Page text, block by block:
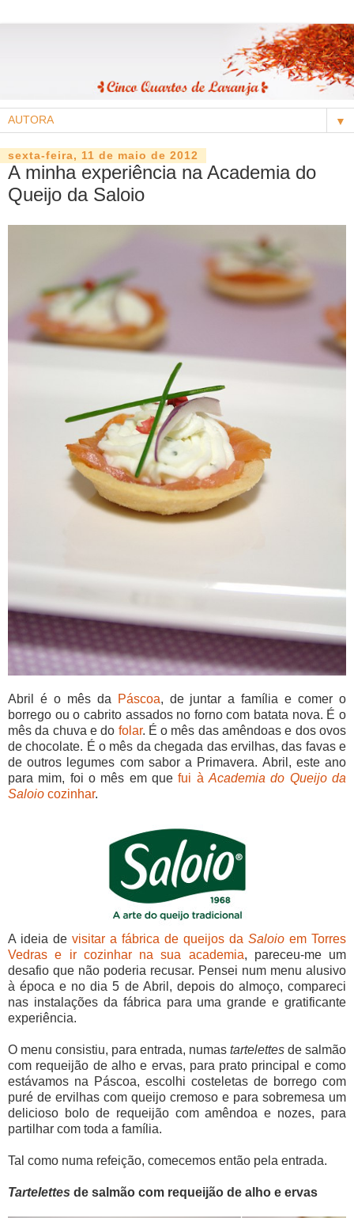
▼
sexta-feira, 11 de maio de 2012
A minha experiência na Academia do
Queijo da Saloio
Abril é o mês da Páscoa, de juntar a família e comer o
borrego ou o cabrito assados no forno com batata nova. É o
mês da chuva e do folar. É o mês das amêndoas e dos ovos
de chocolate. É o mês da chegada das ervilhas, das favas e
de outros legumes com sabor a Primavera. Abril, este ano
para mim, foi o mês em quefui àAcademia do Queijo da
Saloio cozinhar.
A ideia de visitar a fábrica de queijos da Saloio em Torres
Vedras e ir cozinhar na sua academia, pareceu-me um
desafio que não poderia recusar. Pensei num menu alusivo
à época e no dia 5 de Abril, depois do almoço, compareci
nas instalações da fábrica para uma grande e gratificante
experiência.
O menu consistiu, para entrada, numas tartelettes de salmão
com requeijão de alho e ervas, para prato principal e como
estávamos na Páscoa, escolhi costeletas de borrego com
puré de ervilhas com queijo cremoso e para sobremesa um
delicioso bolo de requeijão com amêndoa e nozes, para
partilhar com toda a família.
Tal como numa refeição, comecemos então pela entrada.
Tartelettes de salmão com requeijão de alho e ervas